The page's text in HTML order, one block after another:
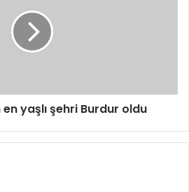
en yaşlı şehri Burdur oldu